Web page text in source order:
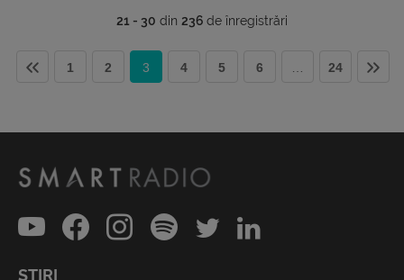
21 - 30 din 236 de înregistrări
1 2 3 4 5 6 24
ȘTIRI